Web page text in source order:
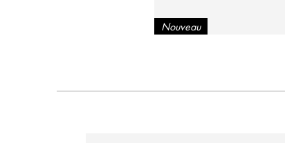
Nouveau